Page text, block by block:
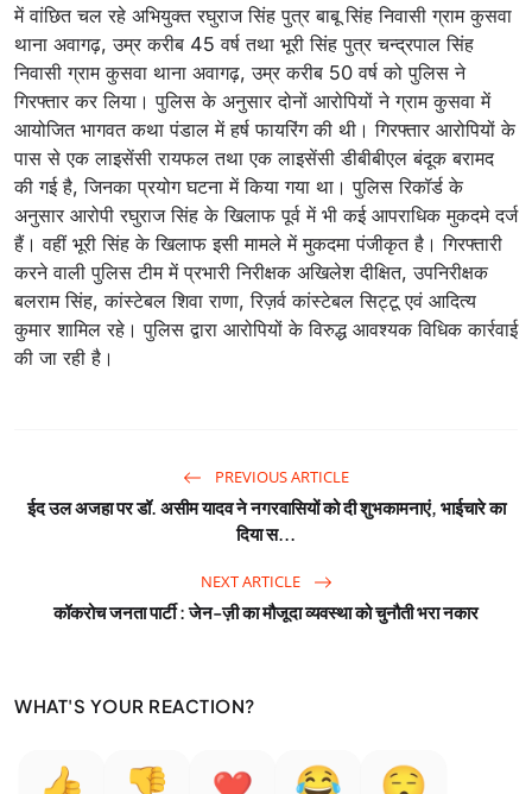
में वांछित चल रहे अभियुक्त रघुराज सिंह पुत्र बाबू सिंह निवासी ग्राम कुसवा
थाना अवागढ़, उम्र करीब 45 वर्ष तथा भूरी सिंह पुत्र चन्द्रपाल सिंह
निवासी ग्राम कुसवा थाना अवागढ़, उम्र करीब 50 वर्ष को पुलिस ने
गिरफ्तार कर लिया। पुलिस के अनुसार दोनों आरोपियों ने ग्राम कुसवा में
आयोजित भागवत कथा पंडाल में हर्ष फायरिंग की थी। गिरफ्तार आरोपियों के
पास से एक लाइसेंसी रायफल तथा एक लाइसेंसी डीबीबीएल बंदूक बरामद
की गई है, जिनका प्रयोग घटना में किया गया था। पुलिस रिकॉर्ड के
अनुसार आरोपी रघुराज सिंह के खिलाफ पूर्व में भी कई आपराधिक मुकदमे दर्ज
हैं। वहीं भूरी सिंह के खिलाफ इसी मामले में मुकदमा पंजीकृत है। गिरफ्तारी
करने वाली पुलिस टीम में प्रभारी निरीक्षक अखिलेश दीक्षित, उपनिरीक्षक
बलराम सिंह, कांस्टेबल शिवा राणा, रिज़र्व कांस्टेबल सिट्टू एवं आदित्य
कुमार शामिल रहे। पुलिस द्वारा आरोपियों के विरुद्ध आवश्यक विधिक कार्रवाई
की जा रही है।
PREVIOUS ARTICLE
ईद उल अजहा पर डॉ. असीम यादव ने नगरवासियों को दी शुभकामनाएं, भाईचारे का
दिया स...
NEXT ARTICLE
कॉकरोच जनता पार्टी : जेन-ज़ी का मौजूदा व्यवस्था को चुनौती भरा नकार
WHAT'S YOUR REACTION?